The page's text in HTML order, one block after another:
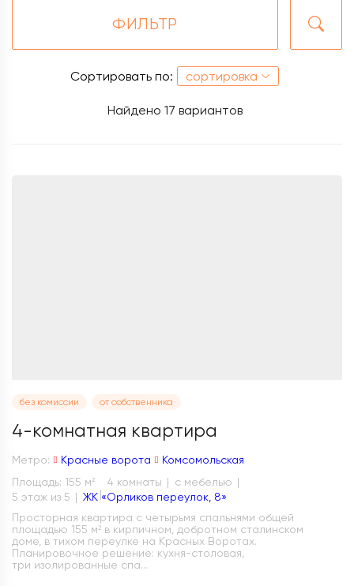
ФИЛЬТР
Найдено 17 вариантов
Сортировать по: сортировка
без комиссии от собственника
4-комнатная квартира
Метро: Красные ворота
Комсомольская
Площадь: 155 м 2 4 комнаты
с мебелью
5 этаж из 5
ЖК «Орликов переулок, 8»
Просторная квартира с четырьмя спальнями общей
площадью 155 м² в кирпичном, добротном сталинском
доме, в тихом переулке на Красных Воротах.
Планировочное решение: кухня-столовая,
три изолированные спа...